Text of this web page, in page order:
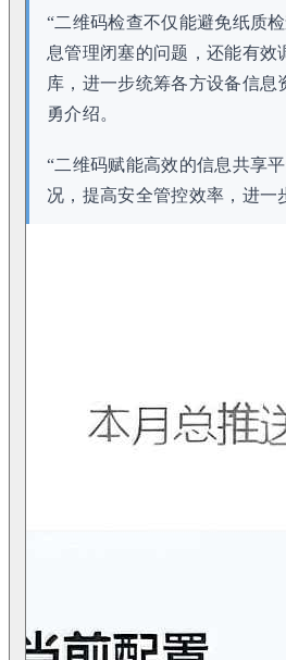
“二维码检查不仅能避免纸质
息管理闭塞的问题，还能有
库，进一步统筹各方设备信
勇介绍。
“二维码赋能高效的信息共享
况，提高安全管控效率，进一